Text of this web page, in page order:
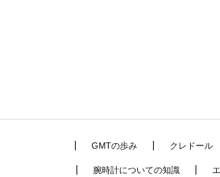
GMTの歩み クレドール
腕時計についての知識